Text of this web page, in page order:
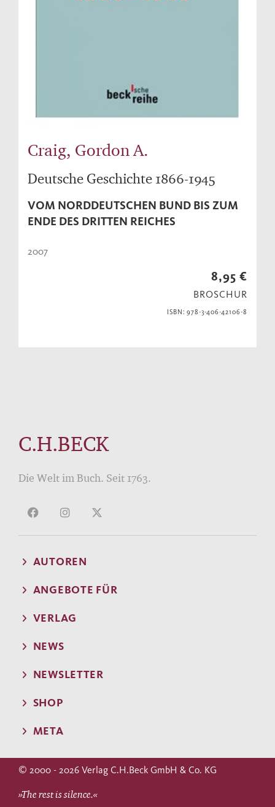
Craig, Gordon A.
Deutsche Geschichte 1866-1945
VOM NORDDEUTSCHEN BUND BIS ZUM
ENDE DES DRITTEN REICHES
2007
8,95 €
BROSCHUR
ISBN: 978-3-406-42106-8
C.H.BECK
Die Welt im Buch. Seit 1763.
AUTOREN
ANGEBOTE FÜR
VERLAG
NEWS
NEWSLETTER
SHOP
META
© 2000 - 2026 Verlag C.H.Beck GmbH & Co. KG
»The rest is silence.«